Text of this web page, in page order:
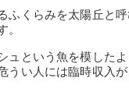
ふくらみを太陽丘と
。
ュという魚を模した
うい人には臨時収入